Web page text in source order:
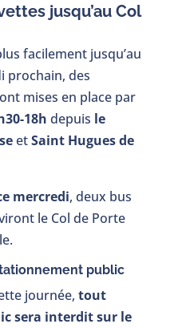
jusqu’au Col
facilement jusqu’au
prochain, des
mises en place par
18h depuis le
etSaint Hugues de
mercredi, deux bus
le Col de Porte
public
journée, tout
sera interditsur le